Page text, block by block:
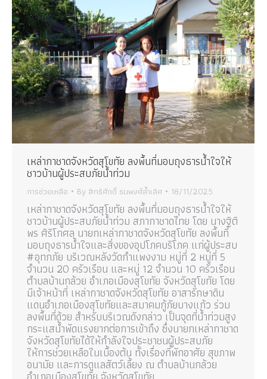
เหล่ากาชาดจังหวัดสุโขทัย ลงพื้นที่มอบถุงธารน้ำใจให้
ชาวบ้านผู้ประสบภัยน้ำท่วม
การช่วยเหลือ By สิทธิศักดิ์ ธนพงศ์ล้ำเลิศ 18/11/2025
เหล่ากาชาดจังหวัดสุโขทัย ลงพื้นที่มอบถุงธารน้ำใจให้
ชาวบ้านผู้ประสบภัยน้ำท่วม สภากาชาดไทย โดย นางฐิติ
พร ศิริโกศล นายกเหล่ากาชาดจังหวัดสุโขทัย ลงพื้นที่
มอบถุงธารน้ำใจและสิ่งของอุปโภคบริโภค แก่ผู้ประสบ
#อุทกภัย บริเวณหลังวัดกำแพงงาม หมู่ที่ 2 หมู่ที่ 5
จำนวน 20 ครัวเรือน และหมู่ 12 จำนวน 10 ครัวเรือน
ตำบลบ้านกล้วย อำเภอเมืองสุโขทัย จังหวัดสุโขทัย โดย
มีเจ้าหน้าที่ เหล่ากาชาดจังหวัดสุโขทัย อาสารักษาดิน
แดนอำเภอเมืองสุโขทัยและสมาคมกู้ภัยบางแก้ว ร่วม
ลงพื้นที่ด้วย สำหรับบริเวณดังกล่าว เป็นจุดที่น้ำท่วมสูง
กระแสน้ำพัดแรงยากต่อการเข้าถึง ซึ่งนายกเหล่ากาชาด
จังหวัดสุโขทัยได้ให้กำลังใจประชาชนผู้ประสบภัย
ให้การช่วยเหลือในเบื้องต้น ทั้งเรื่องที่พักอาศัย สุขภาพ
อนามัย และการดูแลสัตว์เลี้ยง ณ ตำบลบ้านกล้วย